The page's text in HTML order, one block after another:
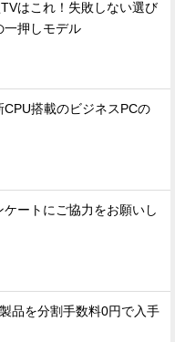
はこれ！失敗しない選び
一押しモデル
搭載のビジネスPCの
ートにご協力をお願いし
品を分割手数料0円で入手